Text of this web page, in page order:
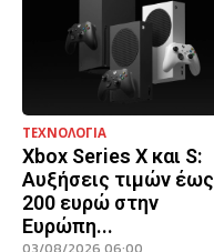
ΤΕΧΝΟΛΟΓΙΑ
Xbox Series X και S:
Αυξήσεις τιμών έως
200 ευρώ στην
Ευρώπη...